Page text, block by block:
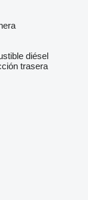
diésel
trasera